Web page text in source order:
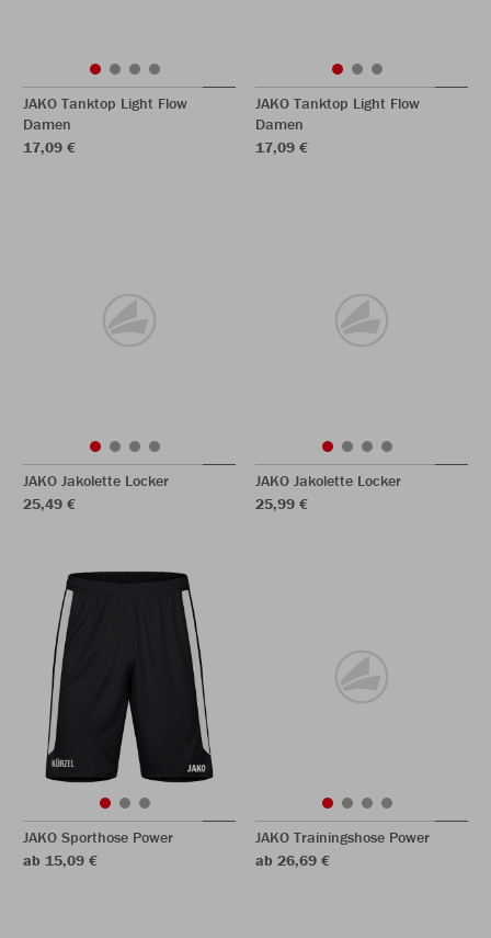
JAKO Tanktop Light Flow
Damen
17,09 €
JAKO Tanktop Light Flow
Damen
17,09 €
JAKO Jakolette Locker
25,49 €
JAKO Jakolette Locker
25,99 €
JAKO Sporthose Power
ab 15,09 €
JAKO Trainingshose Power
ab 26,69 €